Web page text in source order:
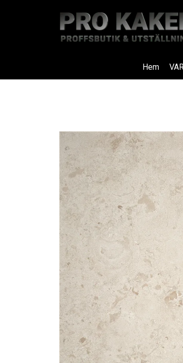
Hem